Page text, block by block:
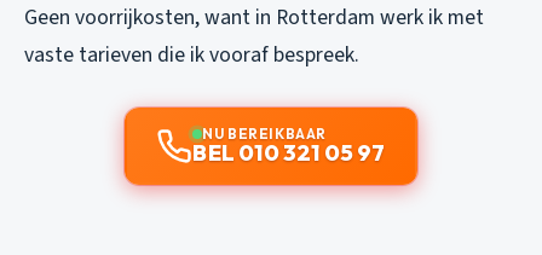
Geen voorrijkosten, want in Rotterdam werk ik met
vaste tarieven die ik vooraf bespreek.
NU BEREIKBAAR
BEL 010 321 05 97